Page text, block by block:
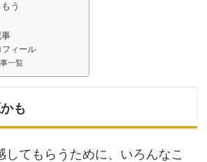
う
ィール
一覧
も
してもらうために、いろんなこ